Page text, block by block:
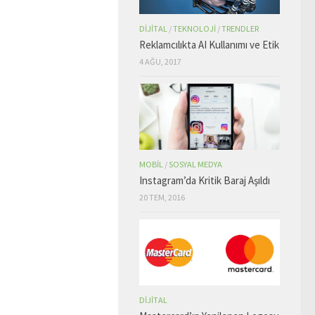
DIJITAL /TEKNOLOJI /TRENDLER
Reklamcılıkta AI Kullanımı ve Etik
4 AĞU, 2017
MOBIL /SOSYAL MEDYA
Instagram’da Kritik Baraj Aşıldı
20 TEM, 2016
DIJITAL